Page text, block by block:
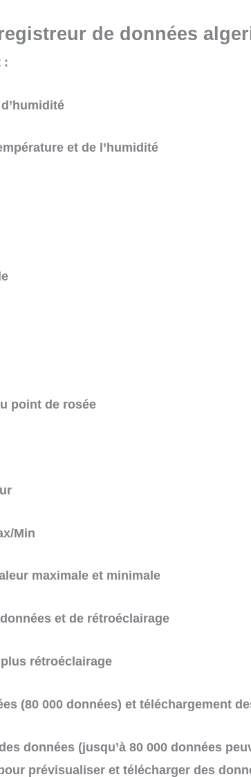
de données
:
et de l’humidité
point de rosée
Min
maximale et minimale
et de rétroéclairage
rétroéclairage
(80 000 données) et téléchargement
données (jusqu’à 80 000 données
prévisualiser et télécharger des